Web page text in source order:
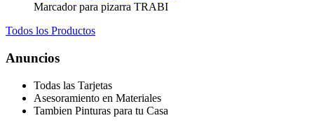
Marcador para pizarra TRABI
Todos los Productos
Anuncios
Todas las Tarjetas
Asesoramiento en Materiales
Tambien Pinturas para tu Casa